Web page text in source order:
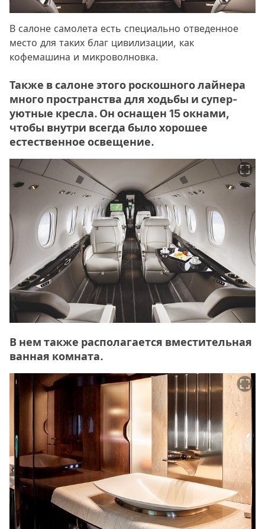
В салоне самолета есть специально отведенное
место для таких благ цивилизации, как
кофемашина и микроволновка.
Также в салоне этого роскошного лайнера
много пространства для ходьбы и супер-
уютные кресла. Он оснащен 15 окнами,
чтобы внутри всегда было хорошее
естественное освещение.
В нем также располагается вместительная
ванная комната.